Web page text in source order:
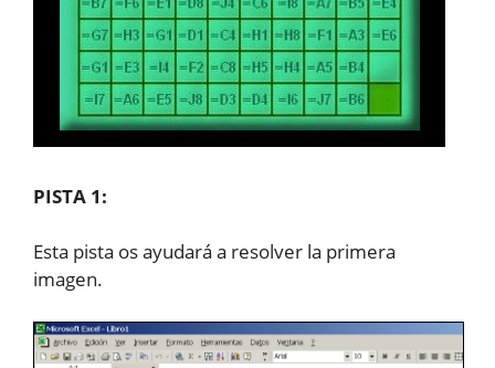
PISTA 1:
Esta pista os ayudará a resolver la primera
imagen.